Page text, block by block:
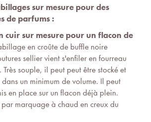
sur mesure pour des
de parfums :
cuir sur mesure pour un flacon de
en croûte de buffle noire
sellier vient s'enfiler en fourreau
souple, il peut peut être stocké et
un minimum de volume. Il peut
en place sur un flacon déjà plein.
marquage à chaud en creux du